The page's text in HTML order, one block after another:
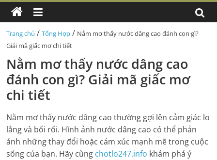
Trang chủ /Tổng Hợp / Nằm mơ thấy nước dâng cao đánh con gì?
Giải mã giấc mơ chi tiết
Nằm mơ thấy nước dâng cao
đánh con gì? Giải mã giấc mơ
chi tiết
Nằm mơ thấy nước dâng cao thường gợi lên cảm giác lo
lắng và bối rối. Hình ảnh nước dâng cao có thể phản
ánh những thay đổi hoặc cảm xúc mạnh mẽ trong cuộc
sống của bạn. Hãy cùng chotlo247.info khám phá ý